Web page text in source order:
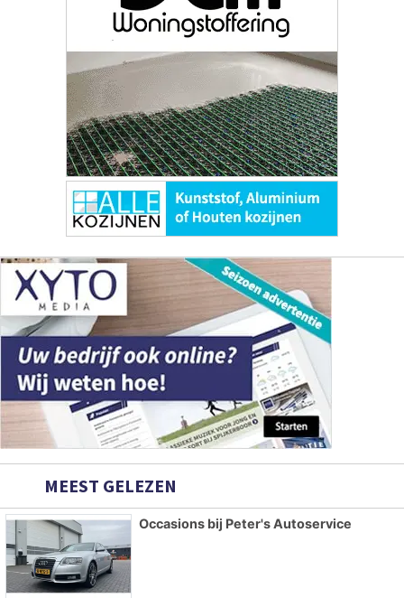
MEEST GELEZEN
Occasions bij Peter's Autoservice